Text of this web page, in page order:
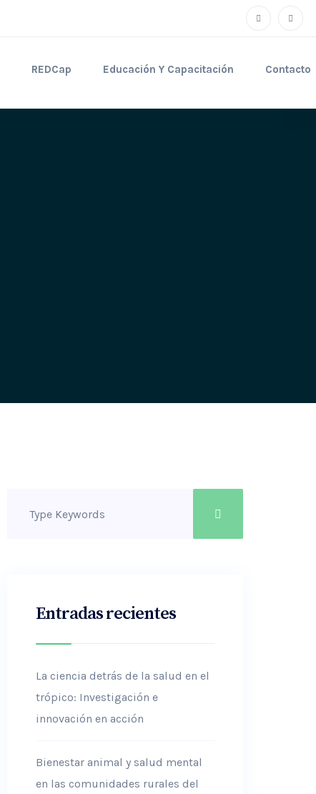
REDCap Educación Y Capacitación Contacto
Entradas recientes
La ciencia detrás de la salud en el
trópico: Investigación e
innovación en acción
Bienestar animal y salud mental
en las comunidades rurales del